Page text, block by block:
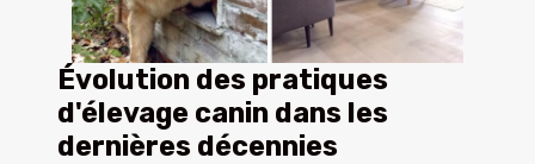
Évolution des pratiques
d'élevage canin dans les
dernières décennies